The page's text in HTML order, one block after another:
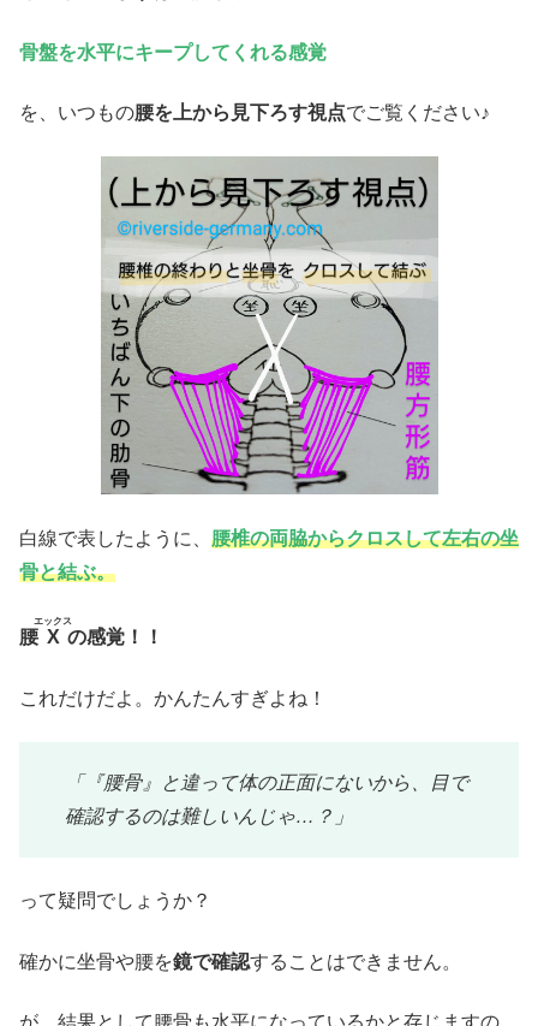
骨盤を水平にキープしてくれる感覚
を、いつもの腰を上から見下ろす視点でご覧ください♪
白線で表したように、 腰椎の両脇からクロスして左右の坐
骨と結ぶ。
腰 X
エックス
の感覚！！
これだけだよ。かんたんすぎよね！
「『腰骨』と違って体の正面にないから、目で
確認するのは難しいんじゃ…？」
って疑問でしょうか？
確かに坐骨や腰を鏡で確認することはできません。